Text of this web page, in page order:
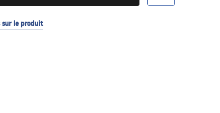
sur le produit